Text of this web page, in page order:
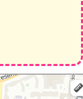
общественным
Карты